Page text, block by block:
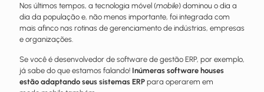
Nos últimos tempos, a tecnologia móvel (mobile) dominou o dia a
dia da população e, não menos importante, foi integrada com
mais afinco nas rotinas de gerenciamento de indústrias, empresas
e organizações.
Se você é desenvolvedor de software de gestão ERP, por exemplo,
já sabe do que estamos falando! Inúmeras software houses
estão adaptando seus sistemas ERP para operarem em